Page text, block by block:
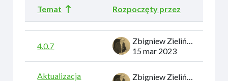
Status
Temat Rozpoczęty przez
4.0.7
15 mar 2023
Aktualizacja